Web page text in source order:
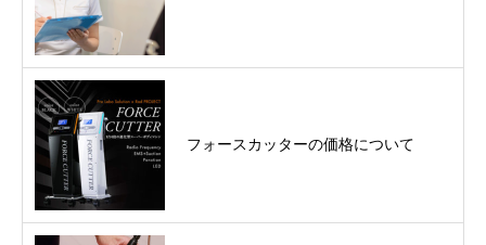
フォースカッターの価格について